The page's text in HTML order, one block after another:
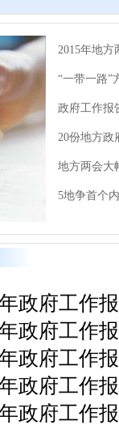
2015年地
“一带一路”
政府工作报
20份地方政
地方两会大
5地争首个
政府工作
政府工作
政府工作
政府工作
政府工作